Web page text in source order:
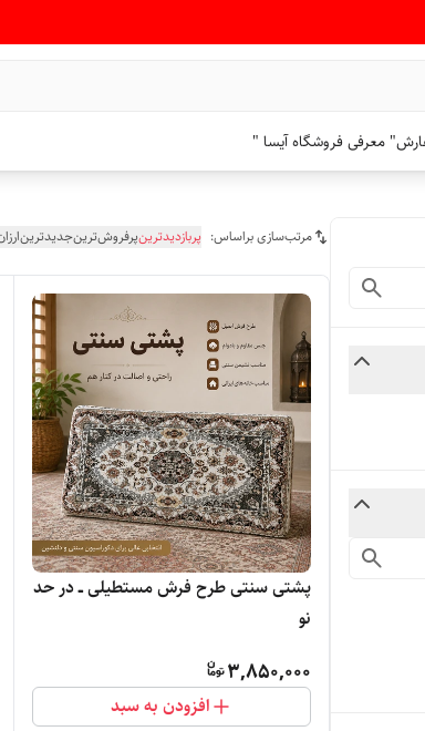
" معرفی فروشگاه آیسا "
مرتب‌سازی براساس: پربازدیدترینپرفروش‌ترینجدیدترین
پشتی سنتی طرح فرش مستطیلی ــ در حد
نو
3,850,000
افزودن به سبد